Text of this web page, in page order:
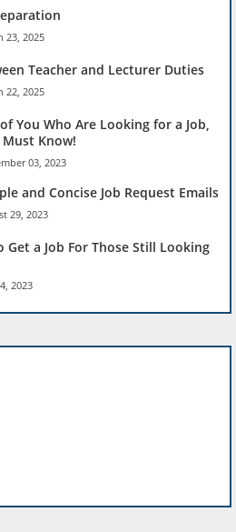
23, 2025
Teacher and Lecturer Duties
22, 2025
You Who Are Looking for a Job,
Know!
03, 2023
and Concise Job Request Emails
29, 2023
Get a Job For Those Still Looking
2023